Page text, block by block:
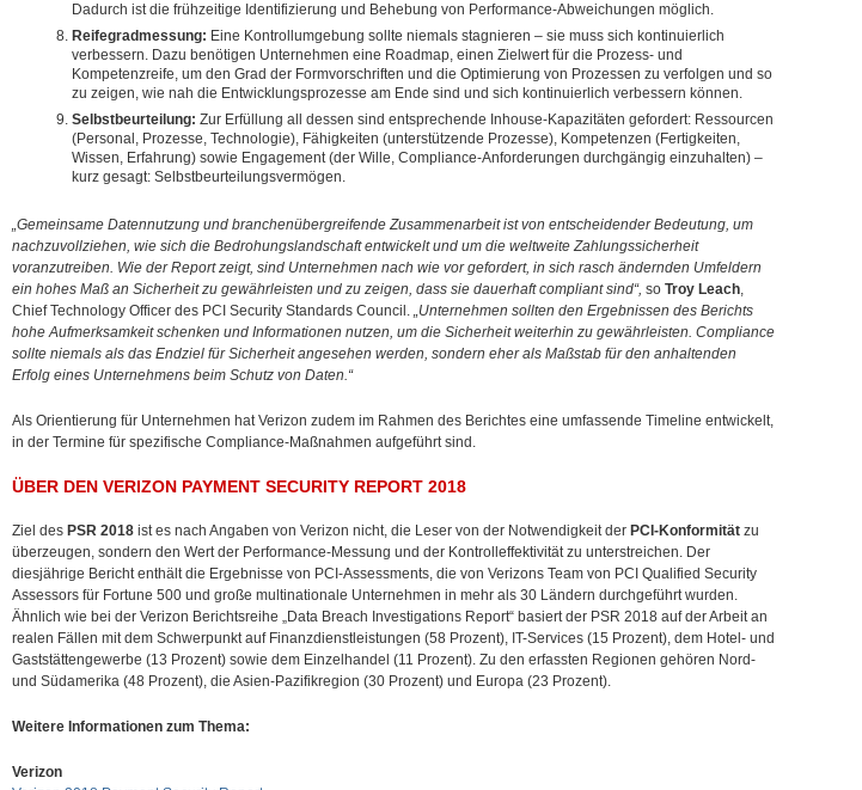
Dadurch ist die frühzeitige Identifizierung und Behebung von Performance-Abweichungen möglich.
Reifegradmessung: Eine Kontrollumgebung sollte niemals stagnieren – sie muss sich kontinuierlich
verbessern. Dazu benötigen Unternehmen eine Roadmap, einen Zielwert für die Prozess- und
Kompetenzreife, um den Grad der Formvorschriften und die Optimierung von Prozessen zu verfolgen und so
zu zeigen, wie nah die Entwicklungsprozesse am Ende sind und sich kontinuierlich verbessern können.
Selbstbeurteilung: Zur Erfüllung all dessen sind entsprechende Inhouse-Kapazitäten gefordert: Ressourcen
(Personal, Prozesse, Technologie), Fähigkeiten (unterstützende Prozesse), Kompetenzen (Fertigkeiten,
Wissen, Erfahrung) sowie Engagement (der Wille, Compliance-Anforderungen durchgängig einzuhalten) –
kurz gesagt: Selbstbeurteilungsvermögen.
„Gemeinsame Datennutzung und branchenübergreifende Zusammenarbeit ist von entscheidender Bedeutung, um
nachzuvollziehen, wie sich die Bedrohungslandschaft entwickelt und um die weltweite Zahlungssicherheit
voranzutreiben. Wie der Report zeigt, sind Unternehmen nach wie vor gefordert, in sich rasch ändernden Umfeldern
ein hohes Maß an Sicherheit zu gewährleisten und zu zeigen, dass sie dauerhaft compliant sind“, so Troy Leach,
Chief Technology Officer des PCI Security Standards Council. „Unternehmen sollten den Ergebnissen des Berichts
hohe Aufmerksamkeit schenken und Informationen nutzen, um die Sicherheit weiterhin zu gewährleisten. Compliance
sollte niemals als das Endziel für Sicherheit angesehen werden, sondern eher als Maßstab für den anhaltenden
Erfolg eines Unternehmens beim Schutz von Daten.“
Als Orientierung für Unternehmen hat Verizon zudem im Rahmen des Berichtes eine umfassende Timeline entwickelt,
in der Termine für spezifische Compliance-Maßnahmen aufgeführt sind.
ÜBER DEN VERIZON PAYMENT SECURITY REPORT 2018
Ziel des PSR 2018 ist es nach Angaben von Verizon nicht, die Leser von der Notwendigkeit der PCI-Konformität zu
überzeugen, sondern den Wert der Performance-Messung und der Kontrolleffektivität zu unterstreichen. Der
diesjährige Bericht enthält die Ergebnisse von PCI-Assessments, die von Verizons Team von PCI Qualified Security
Assessors für Fortune 500 und große multinationale Unternehmen in mehr als 30 Ländern durchgeführt wurden.
Ähnlich wie bei der Verizon Berichtsreihe „Data Breach Investigations Report“ basiert der PSR 2018 auf der Arbeit an
realen Fällen mit dem Schwerpunkt auf Finanzdienstleistungen (58 Prozent), IT-Services (15 Prozent), dem Hotel- und
Gaststättengewerbe (13 Prozent) sowie dem Einzelhandel (11 Prozent). Zu den erfassten Regionen gehören Nord-
und Südamerika (48 Prozent), die Asien-Pazifikregion (30 Prozent) und Europa (23 Prozent).
Weitere Informationen zum Thema:
Verizon